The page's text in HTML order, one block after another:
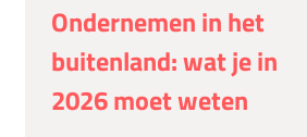
Ondernemen in het
buitenland: wat je in
2026 moet weten